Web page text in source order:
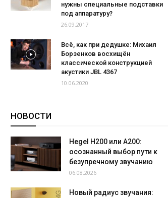
нужны специальные подставки
под аппаратуру?
26.09.2017
Всё, как при дедушке: Михаил
Борзенков восхищён
классической конструкцией
акустики JBL 4367
10.06.2020
НОВОСТИ
Hegel H200 или A200:
осознанный выбор пути к
безупречному звучанию
06.08.2026
Новый радиус звучания: